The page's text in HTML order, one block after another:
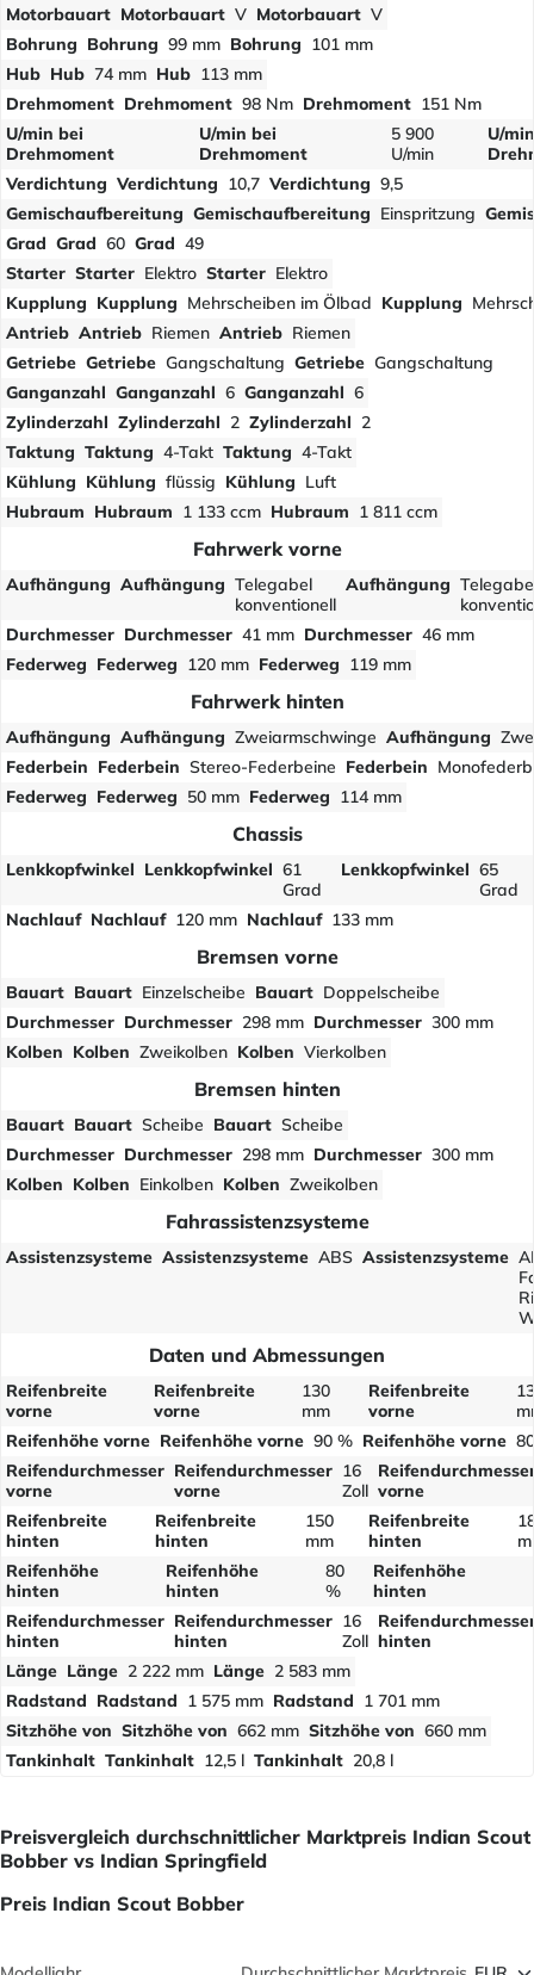
Motorbauart Motorbauart V Motorbauart V
Bohrung Bohrung 99 mm Bohrung 101 mm
Hub Hub 74 mm Hub 113 mm
Drehmoment Drehmoment 98 Nm Drehmoment 151 Nm
U/min bei
Drehmoment
U/min bei
Drehmoment
5 900
U/min
U/
Verdichtung Verdichtung 10,7 Verdichtung 9,5
Gemischaufbereitung Gemischaufbereitung Einspritzung
Grad Grad 60 Grad 49
Starter Starter Elektro Starter Elektro
Kupplung Kupplung Mehrscheiben im Ölbad Kupplung
Antrieb Antrieb Riemen Antrieb Riemen
Getriebe Getriebe Gangschaltung Getriebe Gangschaltung
Ganganzahl Ganganzahl 6 Ganganzahl 6
Zylinderzahl Zylinderzahl 2 Zylinderzahl 2
Taktung Taktung 4-Takt Taktung 4-Takt
Kühlung Kühlung flüssig Kühlung Luft
Hubraum Hubraum 1 133 ccm Hubraum 1 811 ccm
Fahrwerk vorne
Aufhängung Aufhängung Telegabel
konventionell
Aufhängung
Durchmesser Durchmesser 41 mm Durchmesser 46 mm
Federweg Federweg 120 mm Federweg 119 mm
Fahrwerk hinten
Aufhängung Aufhängung Zweiarmschwinge Aufhängung
Federbein Federbein Stereo-Federbeine Federbein
Federweg Federweg 50 mm Federweg 114 mm
Chassis
Lenkkopfwinkel Lenkkopfwinkel 61
Grad
Lenkkopfwinkel 65
Grad
Nachlauf Nachlauf 120 mm Nachlauf 133 mm
Bremsen vorne
Bauart Bauart Einzelscheibe Bauart Doppelscheibe
Durchmesser Durchmesser 298 mm Durchmesser 300 mm
Kolben Kolben Zweikolben Kolben Vierkolben
Bremsen hinten
Bauart Bauart Scheibe Bauart Scheibe
Durchmesser Durchmesser 298 mm Durchmesser 300 mm
Kolben Kolben Einkolben Kolben Zweikolben
Fahrassistenzsysteme
Assistenzsysteme Assistenzsysteme ABS Assistenzsysteme
Daten und Abmessungen
Reifenbreite
vorne
Reifenbreite
vorne
130
mm
Reifenbreite
vorne
Reifenhöhe vorne Reifenhöhe vorne 90 % Reifenhöhe vorne
Reifendurchmesser
vorne
Reifendurchmesser
vorne
16
Zoll vorne
Reifenbreite
hinten
Reifenbreite
hinten
150
mm
Reifenbreite
hinten
Reifenhöhe
hinten
Reifenhöhe
hinten
80
%
Reifenhöhe
hinten
Reifendurchmesser
hinten
Reifendurchmesser
hinten
16
Zoll hinten
Länge Länge 2 222 mm Länge 2 583 mm
Radstand Radstand 1 575 mm Radstand 1 701 mm
Sitzhöhe von Sitzhöhe von 662 mm Sitzhöhe von 660 mm
Tankinhalt Tankinhalt 12,5 l Tankinhalt 20,8 l
Preisvergleich durchschnittlicher Marktpreis Indian Scout
Bobber vs Indian Springfield
Preis Indian Scout Bobber